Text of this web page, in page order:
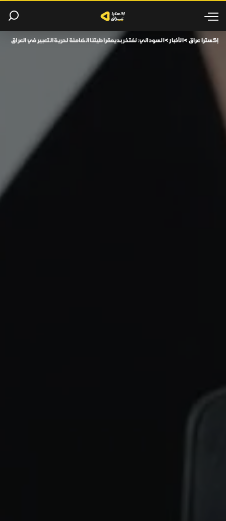
إكسترا عراق >الأخبار>السوداني: نفتخر بديمقراطيتنا الضامنة لحرية التعبير في العراق